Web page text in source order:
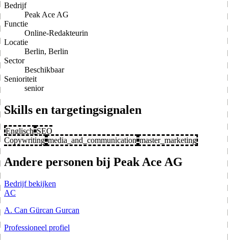
Bedrijf
Peak Ace AG
Functie
Online-Redakteurin
Locatie
Berlin, Berlin
Sector
Beschikbaar
Senioriteit
senior
Skills en targetingsignalen
Englisch SEO
Copywriting media_and_communication master_marketing
Andere personen bij Peak Ace AG
Bedrijf bekijken
AC
A. Can Gürcan Gurcan
Professioneel profiel